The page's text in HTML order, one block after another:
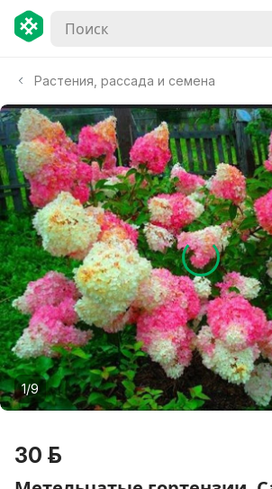
Растения, рассада и семена
1/9
30 р.